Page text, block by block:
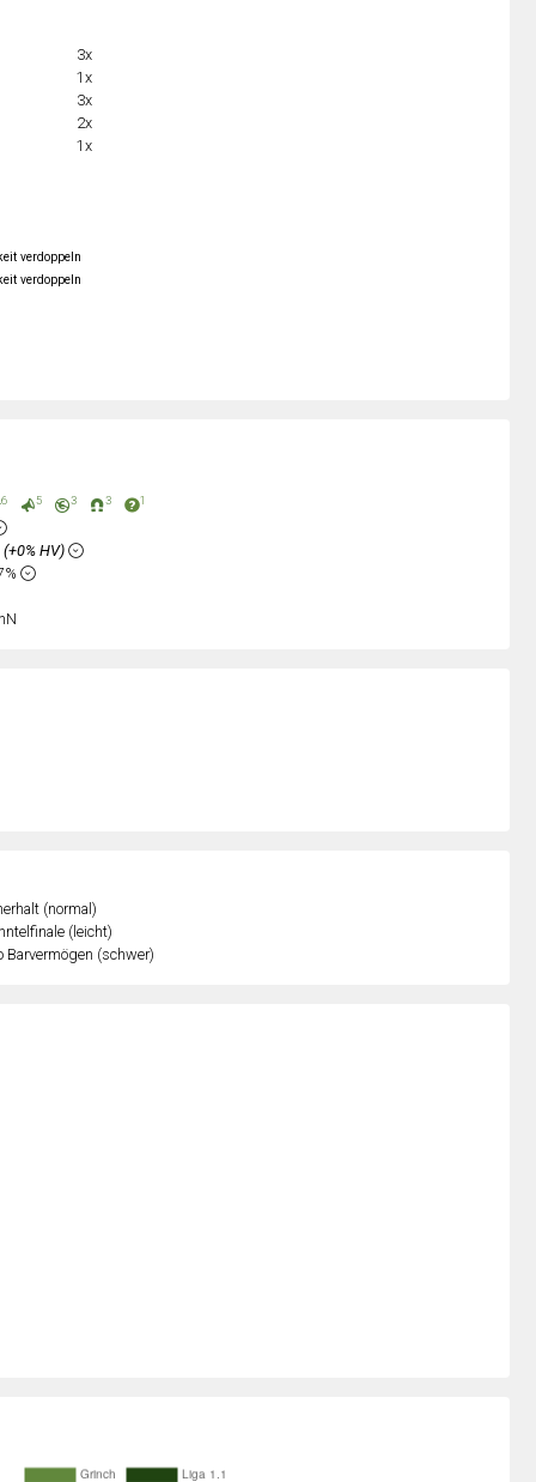
(normal)
(leicht)
Barvermögen (schwer)
6 5 3 3 1
(+0% HV)
3x
1x
3x
2x
1x
verdoppeln
verdoppeln